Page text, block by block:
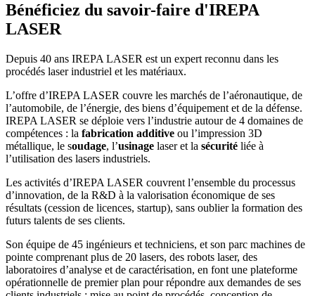
Bénéficiez du savoir-faire d'IREPA
LASER
Depuis 40 ans IREPA LASER est un expert reconnu dans les
procédés laser industriel et les matériaux.
L’offre d’IREPA LASER couvre les marchés de l’aéronautique, de
l’automobile, de l’énergie, des biens d’équipement et de la défense.
IREPA LASER se déploie vers l’industrie autour de 4 domaines de
compétences : la fabrication additive ou l’impression 3D
métallique, le soudage, l’usinage laser et la sécurité liée à
l’utilisation des lasers industriels.
Les activités d’IREPA LASER couvrent l’ensemble du processus
d’innovation, de la R&D à la valorisation économique de ses
résultats (cession de licences, startup), sans oublier la formation des
futurs talents de ses clients.
Son équipe de 45 ingénieurs et techniciens, et son parc machines de
pointe comprenant plus de 20 lasers, des robots laser, des
laboratoires d’analyse et de caractérisation, en font une plateforme
opérationnelle de premier plan pour répondre aux demandes de ses